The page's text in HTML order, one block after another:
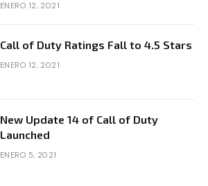
ENERO 12, 2021
Call of Duty Ratings Fall to 4.5 Stars
ENERO 12, 2021
New Update 14 of Call of Duty
Launched
ENERO 5, 2021